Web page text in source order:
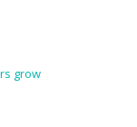
grow